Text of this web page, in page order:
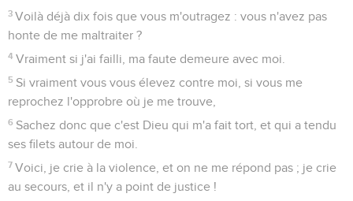
3 Voilà déjà dix fois que vous m'outragez : vous n'avez pas
honte de me maltraiter ?
4 Vraiment si j'ai failli, ma faute demeure avec moi.
5 Si vraiment vous vous élevez contre moi, si vous me
reprochez l'opprobre où je me trouve,
6 Sachez donc que c'est Dieu qui m'a fait tort, et qui a tendu
ses filets autour de moi.
7 Voici, je crie à la violence, et on ne me répond pas ; je crie
au secours, et il n'y a point de justice !